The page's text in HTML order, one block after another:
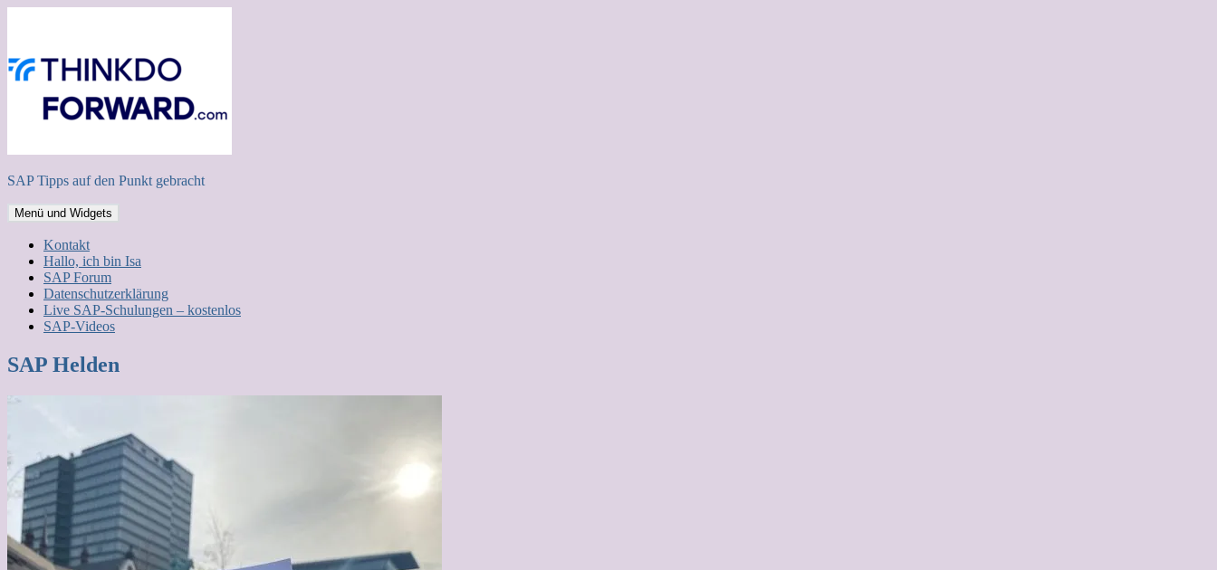
SAP Tipps auf den Punkt gebracht
Menü und Widgets
Kontakt
Hallo, ich bin Isa
SAP Forum
Datenschutzerklärung
Live SAP-Schulungen – kostenlos
SAP-Videos
SAP Helden